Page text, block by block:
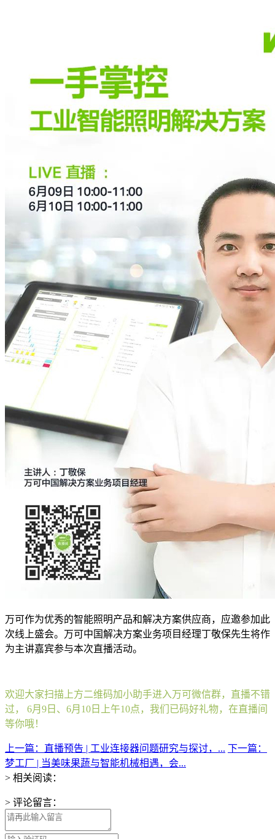
万可作为优秀的智能照明产品和解决方案供应商，应邀参加此
次线上盛会。万可中国解决方案业务项目经理丁敬保先生将作
为主讲嘉宾参与本次直播活动。
欢迎大家扫描上方二维码加小助手进入万可微信群，直播不错
过， 6月9日、6月10日上午10点，我们已码好礼物，在直播间
等你哦！
上一篇：直播预告 | 工业连接器问题研究与探讨，... 下一篇：
梦工厂 | 当美味果蔬与智能机械相遇，会...
> 相关阅读：
> 评论留言：